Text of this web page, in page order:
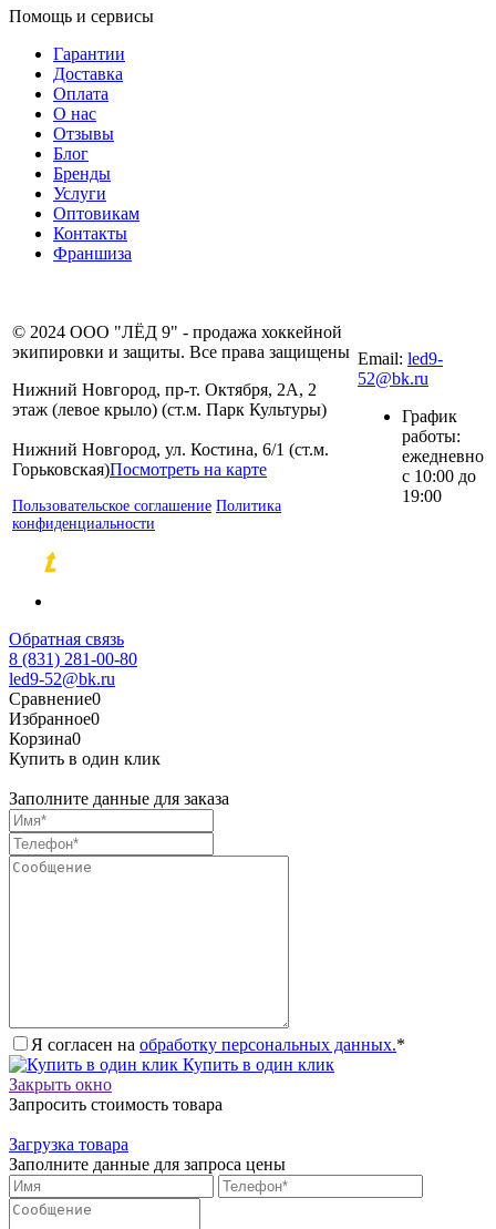
Помощь и сервисы
Гарантии
Доставка
Оплата
О нас
Отзывы
Блог
Бренды
Услуги
Оптовикам
Контакты
Франшиза
© 2024 ООО "ЛЁД 9" - продажа хоккейной
экипировки и защиты. Все права защищены
Нижний Новгород, пр-т. Октября, 2А, 2
этаж (левое крыло) (ст.м. Парк Культуры)
Нижний Новгород, ул. Костина, 6/1 (ст.м.
Горьковская)Посмотреть на карте
Пользовательское соглашение Политика
конфиденциальности
Email: led9-
52@bk.ru
График
работы:
ежедневно
с 10:00 до
19:00
Обратная связь
8 (831) 281-00-80
led9-52@bk.ru
Сравнение0
Избранное0
Корзина0
Купить в один клик
Заполните данные для заказа
Я согласен на обработку персональных данных.*
Купить в один клик
Закрыть окно
Запросить стоимость товара
Загрузка товара
Заполните данные для запроса цены